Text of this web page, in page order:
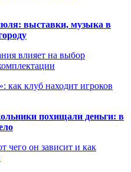
выставки, музыка в
влияет на выбор
как клуб находит игроков
похищали деньги: в
чего он зависит и как